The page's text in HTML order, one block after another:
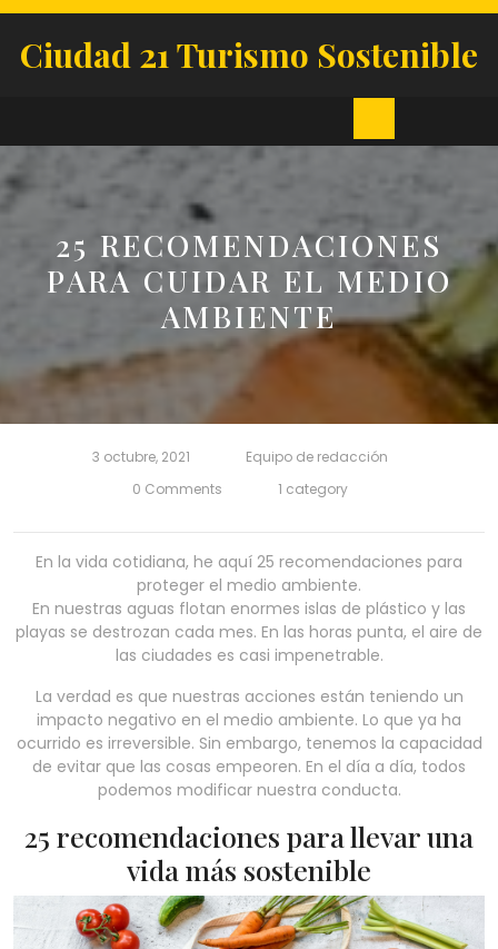
Skip
content
Ciudad 21 Turismo Sostenible
Open
Button
25 RECOMENDACIONES
PARA CUIDAR EL MEDIO
AMBIENTE
3 octubre, 2021
Equipo de redacción
0 Comments
1 category
En la vida cotidiana, he aquí 25 recomendaciones para
proteger el medio ambiente.
En nuestras aguas flotan enormes islas de plástico y las
playas se destrozan cada mes. En las horas punta, el aire de
las ciudades es casi impenetrable.
La verdad es que nuestras acciones están teniendo un
impacto negativo en el medio ambiente. Lo que ya ha
ocurrido es irreversible. Sin embargo, tenemos la capacidad
de evitar que las cosas empeoren. En el día a día, todos
podemos modificar nuestra conducta.
25 recomendaciones para llevar una
vida más sostenible